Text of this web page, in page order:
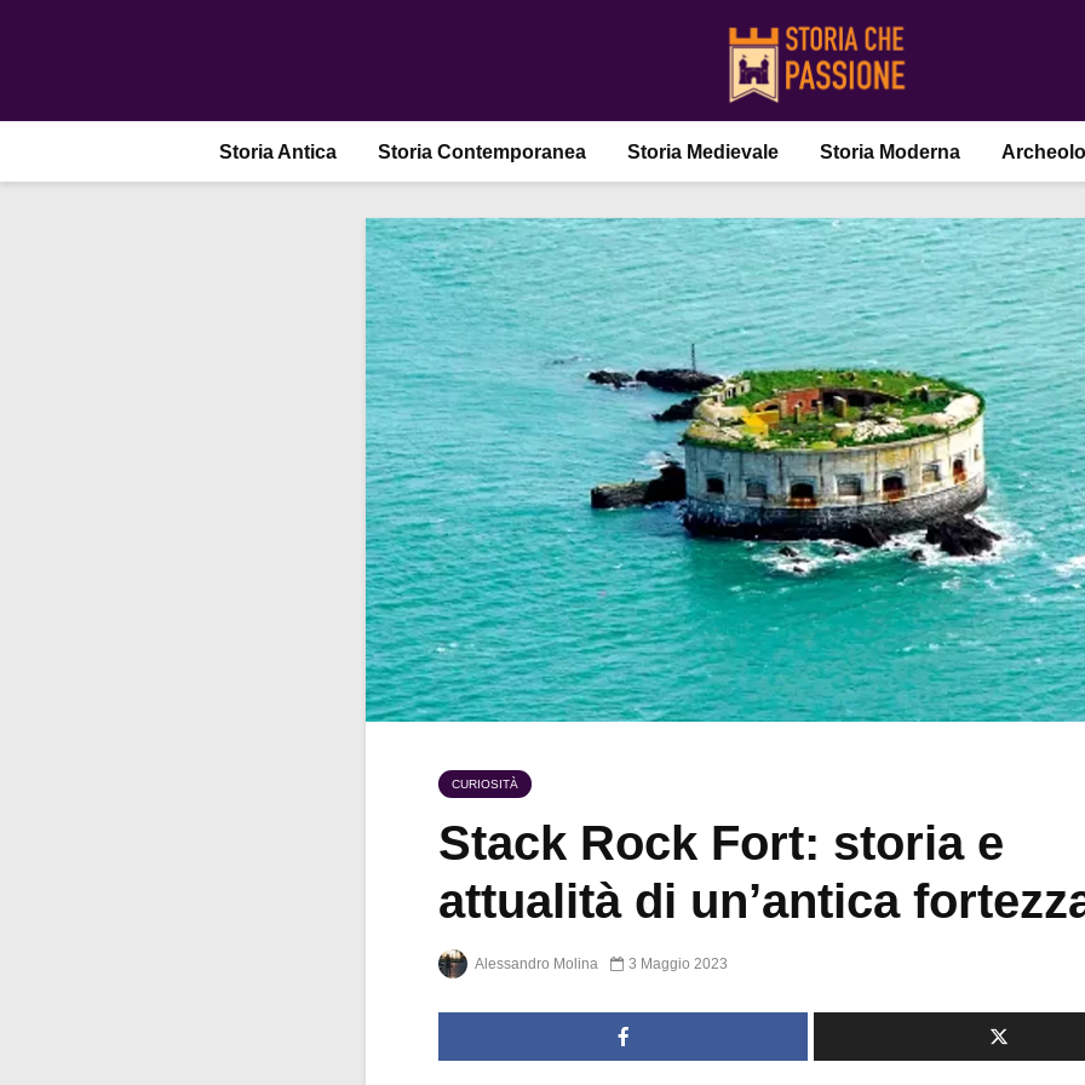
Storia Antica Storia Contemporanea Storia Medievale Storia Moderna
CURIOSITÀ
Stack Rock Fort: storia e
attualità di un’antica
Alessandro Molina 3 Maggio 2023